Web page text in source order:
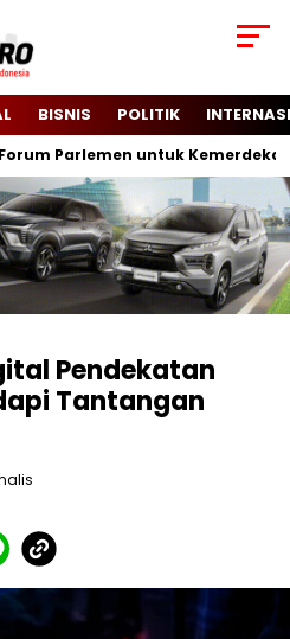
BISNIS POLITIK
Parlemen untuk Kemerdekaan
Pendekatan
Tantangan